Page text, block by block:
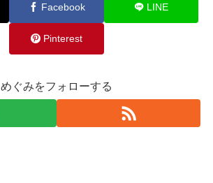
Facebook LINE
Pinterest
めぐみをフォローする